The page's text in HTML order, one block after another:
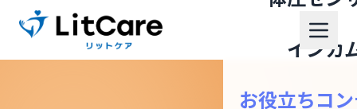
インカ
お役立ちコ